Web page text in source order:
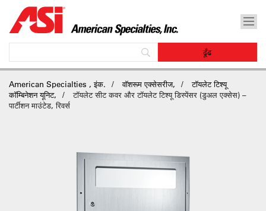
American Specialties , इंक. वॉशरूम एक्सेसरीज,
टॉयलेट टिश्यू
कॉम्बिनेशन यूनिट,
टॉयलेट सीट कवर और टॉयलेट टिश्यू डिस्पेंसर (डुअल एक्सेस) –
पार्टीशन माउंटेड, रिवर्स